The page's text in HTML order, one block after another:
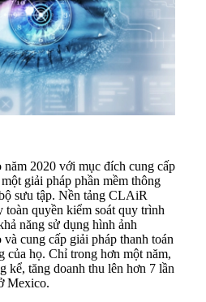
2020 với mục đích cung cấp
giải pháp phần mềm thông
sưu tập. Nền tảng CLAiR
toàn quyền kiểm soát quy trình
năng sử dụng hình ảnh
cung cấp giải pháp thanh toán
của họ. Chỉ trong hơn một năm,
kể, tăng doanh thu lên hơn 7 lần
Mexico.